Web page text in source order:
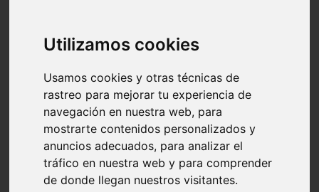
Utilizamos cookies
Usamos cookies y otras técnicas de
rastreo para mejorar tu experiencia de
navegación en nuestra web, para
mostrarte contenidos personalizados y
anuncios adecuados, para analizar el
tráfico en nuestra web y para comprender
de donde llegan nuestros visitantes.
protagonistas
adopci n
ferias
higiene
acuario
iberzoo propet
comercios
viajar